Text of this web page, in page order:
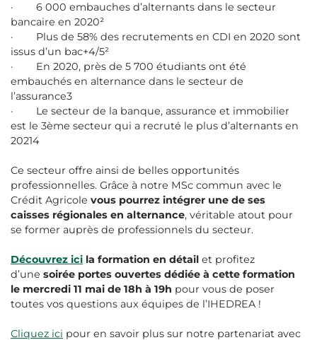
· 6 000 embauches d’alternants dans le secteur
bancaire en 2020²
· Plus de 58% des recrutements en CDI en 2020 sont
issus d’un bac+4/5²
· En 2020, près de 5 700 étudiants ont été
embauchés en alternance dans le secteur de
l’assurance3
· Le secteur de la banque, assurance et immobilier
est le 3ème secteur qui a recruté le plus d’alternants en
20214
Ce secteur offre ainsi de belles opportunités
professionnelles. Grâce à notre MSc commun avec le
Crédit Agricole vous pourrez intégrer une de ses
caisses régionales en alternance, véritable atout pour
se former auprès de professionnels du secteur.
Découvrez ici la formation en détail et profitez
d’une soirée portes ouvertes dédiée à cette formation
le mercredi 11 mai de 18h à 19h pour vous de poser
toutes vos questions aux équipes de l’IHEDREA !
Cliquez ici pour en savoir plus sur notre partenariat avec